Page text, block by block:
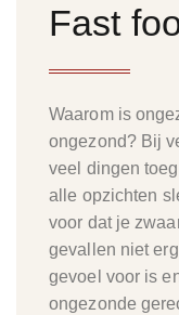
Fast
Waarom is
ongezond? Bij
veel dingen
alle opzichten
voor dat je
gevallen niet
gevoel voor is
ongezonde